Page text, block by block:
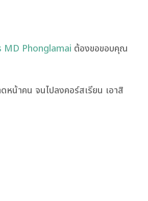
MD Phonglamai ต้องขอขอบคุณ
หน้าคน จนไปลงคอร์สเรียน เอาสิ